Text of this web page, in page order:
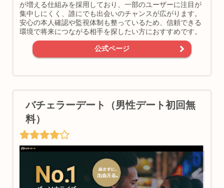
が増える仕組みを採用しており、一部のユーザーに注目が
集中しにくく、誰にでも出会いのチャンスが広がります。
安心の本人確認や監視体制も整っているため、信頼できる
環境で将来につながる相手を探したい方におすすめです。
公式ページ
バチェラーデート（男性デート初回無
料）